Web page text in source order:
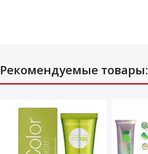
Рекомендуемые товары: